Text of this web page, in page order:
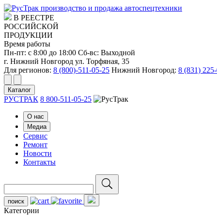
производство и продажа автоспецтехники
В РЕЕСТРЕ
РОССИЙСКОЙ
ПРОДУКЦИИ
Время работы
Пн-пт: с 8:00 до 18:00 Сб-вс: Выходной
г. Нижний Новгород ул. Торфяная, 35
Для регионов: 8 (800)-511-05-25 Нижний Новгород: 8 (831)
Каталог
РУСТРАК 8 800-511-05-25
О нас
Медиа
Сервис
Ремонт
Новости
Контакты
поиск
Категории